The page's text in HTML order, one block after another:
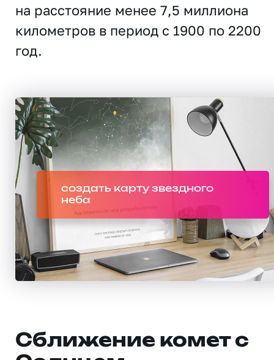
на расстояние менее 7,5 миллиона
километров в период с 1900 по 2200
год.
создать карту звездного
неба
Сближение комет с